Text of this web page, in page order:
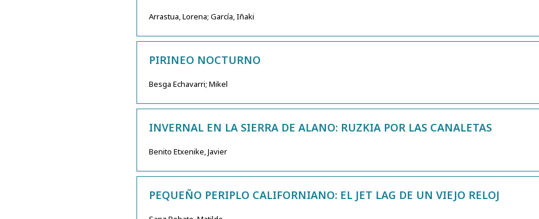
Arrastua, Lorena; García, Iñaki
PIRINEO NOCTURNO
Besga Echavarri; Mikel
INVERNAL EN LA SIERRA DE ALANO: RUZKIA POR LAS CANALETAS
Benito Etxenike, Javier
PEQUEÑO PERIPLO CALIFORNIANO: EL JET LAG DE UN VIEJO RELOJ